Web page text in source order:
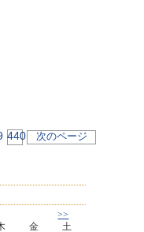
440 次のページ
>>
金
土